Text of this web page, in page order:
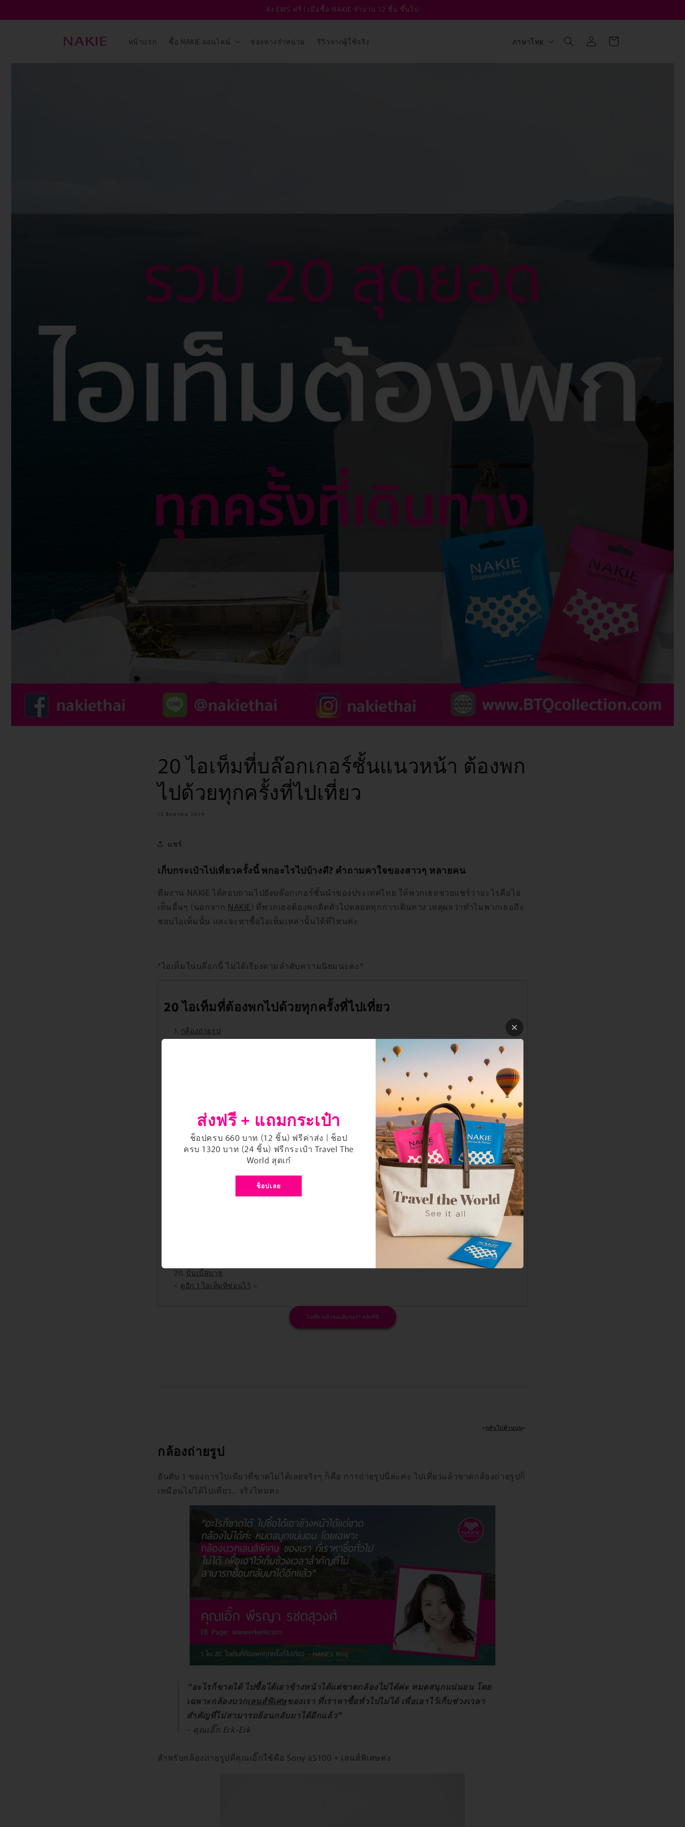
เนื้อหา
ส่ง EMS ฟรี | เมื่อซื้อ NAKIE จำนวน 12 ชิ้น ขึ้นไป
หน้าแรก ซื้อ NAKIE ออนไลน์ ช่องทางจำหน่าย รีวิวจากผู้ใช้จริง
ภภาษาไทย
เข้าสู่
ระบบ
ตะกร้า
สินค้า
20 ไอเท็มที่บล๊อกเกอร์ชั้นแนวหน้า ต้องพก
ไปด้วยทุกครั้งที่ไปเที่ยว
13 สิงหาคม 2019
แชร์
เก็บกระเป๋าไปเที่ยวครั้งนี้ พกอะไรไปบ้างดี? คำถามคาใจของสาวๆ หลายคน
ทีมงาน NAKIE ได้สอบถามไปยังบล๊อกเกอร์ชั้นนำของประเทศไทย ให้พวกเธอช่วยแชร์ว่าอะไรคือไอ
เท็มอื่นๆ (นอกจาก NAKIE) ที่พวกเธอต้องพกติดตัวไปตลอดทุกการเดินทาง เหตุผลว่าทำไมพวกเธอถึง
ชอบไอเท็มนั้น และจะหาซื้อไอเท็มเหล่านั้นได้ที่ไหนค่ะ
*ไอเท็มในบล๊อกนี้ ไม่ได้เรียงตามลำดับความนิยมนะคะ*
20 ไอเท็มที่ต้องพกไปด้วยทุกครั้งที่ไปเที่ยว
กล้องถ่ายรูป
กระจกพกพา (Jill Stuart)
หวีแปรง Tangle Teezer
ลิป บาล์ม หรือวาสลีนทาปาก
กระเป๋าจัดระเบียบเสื้อผ้า (Bag organizer)
บับเบิ้ลบาธ
< ดูอีก 1 ไอเท็มที่ซ่อนไว้ >
ไปเที่ยวแล้วชอบลืมของ? คลิกที่นี่
< กลับไปด้านบน>
กล้องถ่ายรูป
อันดับ 1 ของการไปเที่ยวที่ขาดไม่ได้เลยจริงๆ ก็คือ การถ่ายรูปนี่ล่ะค่ะ ไปเที่ยวแล้วขาดกล้องถ่ายรูปก็
เหมือนไม่ได้ไปเที่ยว.. จริงไหมคะ
“อะไรก็ขาดได้ ไปซื้อได้เอาข้างหน้าได้แต่ขาดกล้องไม่ได้ค่ะ หมดสนุกแน่นอน โดย
เฉพาะกล้องบวกเลนส์พิเศษของเรา ที่เราหาซื้อทั่วไปไม่ได้ เพื่อเอาไว้เก็บช่วงเวลา
สำคัญที่ไม่สามารถย้อนกลับมาได้อีกแล้ว”
- คุณเอิ๊ก Erk-Erk
สำหรับกล้องถ่ายรูปที่คุณเอิ๊กใช้คือ Sony a5100 + เลนส์พิเศษค่ะ
ส่งฟรี + แถมกระเป๋า
ช็อปครบ 660 บาท (12 ชิ้น) ฟรีค่าส่ง | ช็อป
ครบ 1320 บาท (24 ชิ้น) ฟรีกระเป๋า Travel The
World สุดเก๋
ช็อปเลย